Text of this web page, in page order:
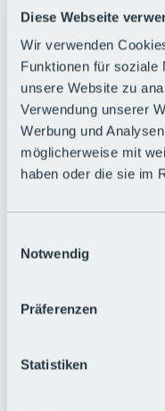
Diese Webseite
Wir verwenden
Funktionen für soziale
unsere Website zu
Verwendung unserer
Werbung und
möglicherweise mit
haben oder die sie im
Notwendig
Präferenzen
Statistiken